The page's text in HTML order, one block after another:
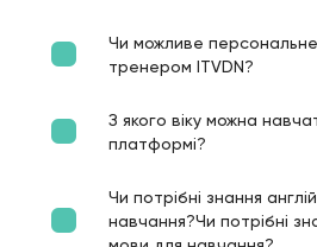
Чи можливе
тренером ITVDN?
З якого віку можна
платформі?
Чи потрібні знання
навчання?Чи потрібні